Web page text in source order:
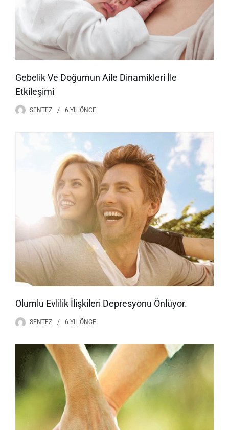
Gebelik Ve Doğumun Aile Dinamikleri İle
Etkileşimi
SENTEZ 6 YIL ÖNCE
Olumlu Evlilik İlişkileri Depresyonu Önlüyor.
SENTEZ 6 YILÖNCE